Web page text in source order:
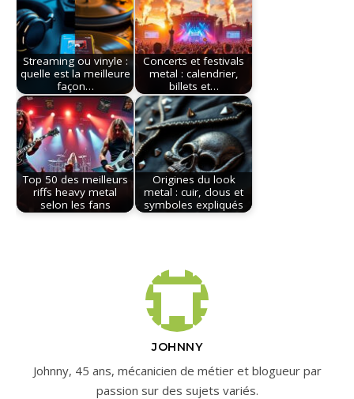
Streaming ou vinyle :
quelle est la meilleure
façon…
Concerts et festivals
metal : calendrier,
billets et…
Top 50 des meilleurs
riffs heavy metal
selon les fans
Origines du look
metal : cuir, clous et
symboles expliqués
JOHNNY
Johnny, 45 ans, mécanicien de métier et blogueur par
passion sur des sujets variés.